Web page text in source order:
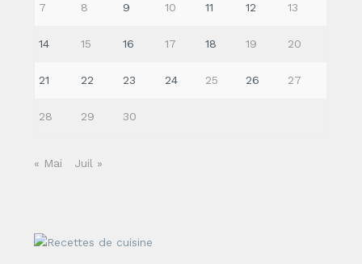
7 8 9 10 11 12 13
14 15 16 17 18 19 20
21 22 23 24 25 26 27
28 29 30
« Mai Juil »